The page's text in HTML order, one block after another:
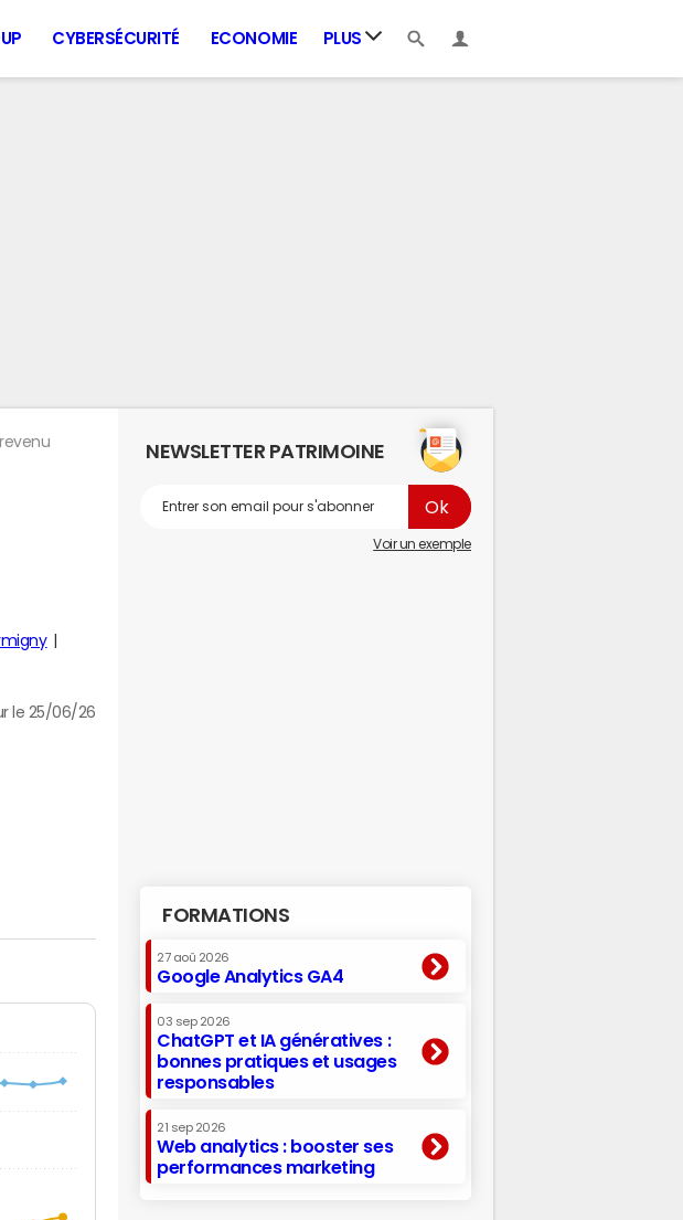
CYBERSÉCURITÉ ECONOMIE PLUS
le 25/06/26
NEWSLETTER PATRIMOINE
Voir un exemple
FORMATIONS
27 aoû 2026
Google Analytics GA4
03 sep 2026
ChatGPT et IA génératives :
bonnes pratiques et usages
responsables
21 sep 2026
Web analytics : booster ses
performances marketing